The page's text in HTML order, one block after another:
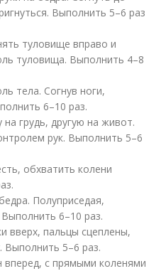
Выполнить 5–6 раз
туловище вправо и
туловища. Выполнить 4–8
тела. Согнув ноги,
6–10 раз.
грудь, другую на живот.
рук. Выполнить 5–6
обхватить колени
Полуприседая,
6–10 раз.
вверх, пальцы сцеплены,
Выполнить 5–6 раз.
вперед, с прямыми коленями